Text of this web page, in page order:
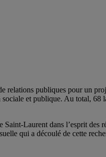
relations publiques pour un
et publique. Au total, 68
Saint-Laurent dans l’esprit des
qui a découlé de cette